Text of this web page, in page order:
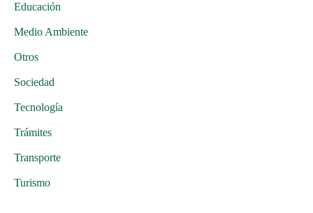
Educación
Medio Ambiente
Otros
Sociedad
Tecnología
Trámites
Transporte
Turismo